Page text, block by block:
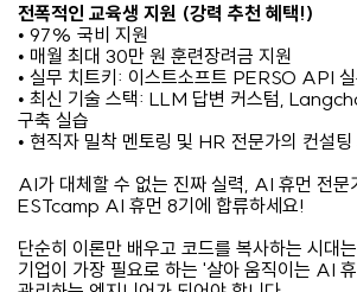
전폭적인 교육생 지원 (강력 추천 혜택!)
• 97% 국비 지원
• 매월 최대 30만 원 훈련장려금 지원
• 실무 치트키: 이스트소프트 PERSO API
• 최신 기술 스택: LLM 답변 커스텀,
구축 실습
• 현직자 밀착 멘토링 및 HR 전문가의 컨설팅
AI가 대체할 수 없는 진짜 실력, AI 휴먼 전문
ESTcamp AI 휴먼 8기에 합류하세요!
단순히 이론만 배우고 코드를 복사하는 시대
기업이 가장 필요로 하는 '살아 움직이는 AI